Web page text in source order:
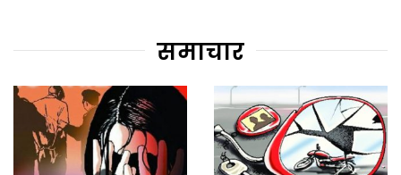
समाचार